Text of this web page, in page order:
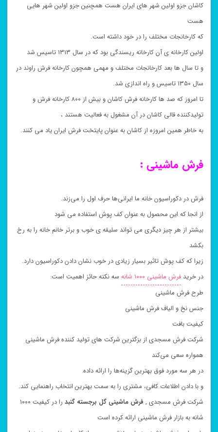
کاشان جزو اولین شهر های ایران هست همچنین جزو اولین شهر هایی
هست
که کارخانجات مختلف را در خود داشته است.
اولین کارخانه ی آن کارخانه ریسندگی بود که در سال ۱۳۱۳ تاسیس شد
و تا سال ها بعد کارخانجات مختلف و مهمی همچون کارخانه فرش راوند در
سال ۱۳۵۰ تاسیس و راه اندازی شد.
تا امروز که صد ها کارخانه فرش کاشان و بیش از ۸۰۰ کارخانه فرش و
تولیدکننده قالی کاشان در آن مشغول به فعالیت هستند ،
به خاطر همین امروزه از کاشان به عنوان پایتخت فرش ایران یاد می کنند.
فرش ماشینی :
فرش در دکوراسیون خانه ما ایرانی‌ها حرف اول را می‌زند.
از انجا که این محصول به عنوان کف پوش استفاده می شود
بیشتر از هر چیز دیگری می تواند سلیقه ی خوب و برتر خانم خانه را به رخ
بکشد
زیرا که کف پوش تاثیر بسیار زیادی در خوب نشان دادن دکوراسیون دارد.
در خرید فرش ماشینی ۱۰۰۰ شانه
سه نکته حائز اهمیت است:
طرح فرش ماشینی
جنس نخ و الیاف فرش ماشینی
کیفیت بافت
شرکت فرش مسجدی از بزگترین شرکت های تولید کننده فرش ماشینی
همواره سعی می‌کند
در هر سه مورد فوق بهترین گزینه‌ها را ارائه داده
و با دادن اطلاعات کافی، مشتری را به سمت بهترین انتخاب راهنمایی کند.
شرکت فرش مسجدی , فرش ماشینی گل برجسته گنبد
را در کیفیت ۱۰۰۰
شانه به بازار فرش ماشینی ارائه کرده است